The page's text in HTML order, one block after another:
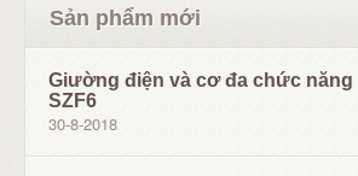
Sản phẩm mới
Giường điện và cơ đa chức năng
SZF6
30-8-2018